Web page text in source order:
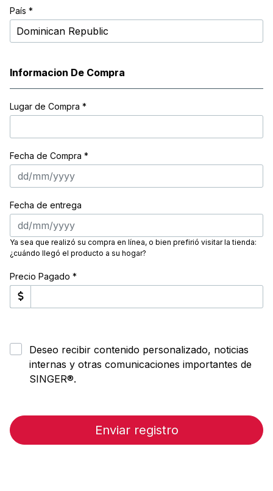
País *
Informacion De Compra
Lugar de Compra *
Fecha de Compra *
Fecha de entrega
Ya sea que realizó su compra en línea, o bien prefirió visitar la tienda:
¿cuándo llegó el producto a su hogar?
Precio Pagado *
Deseo recibir contenido personalizado, noticias
internas y otras comunicaciones importantes de
SINGER®.
Enviar registro